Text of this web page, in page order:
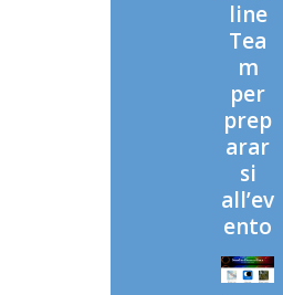
line
Tea
m
per
prep
arar
si
all’ev
ento